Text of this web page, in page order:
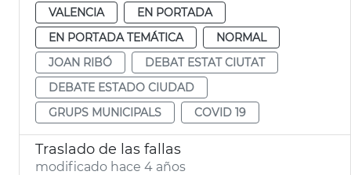
VALENCIA
EN PORTADA
EN PORTADA TEMÁTICA
NORMAL
JOAN RIBÓ
DEBAT ESTAT CIUTAT
DEBATE ESTADO CIUDAD
GRUPS MUNICIPALS
COVID 19
Traslado de las fallas
modificado hace 4 años